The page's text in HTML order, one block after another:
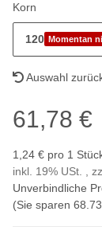
Korn
120 Momentan
Auswahl
61,78 €
1,24 € pro 1
inkl. 19% USt. ,
Unverbindliche
(Sie sparen